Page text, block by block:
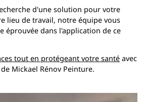
d'une solution pour votre
lieu de travail, notre équipe vous
éprouvée dans l'application de ce
tout en protégeant votre santé avec
Mickael Rénov Peinture.